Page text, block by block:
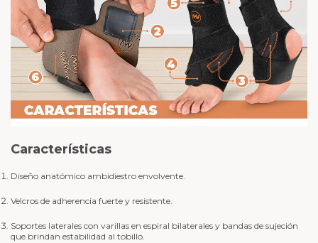
Características
Diseño anatómico ambidiestro envolvente.
Velcros de adherencia fuerte y resistente.
Soportes laterales con varillas en espiral bilaterales y bandas de sujeción
que brindan estabilidad al tobillo.